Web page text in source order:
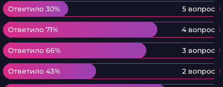
Ответило 30% 5 вопрос
Ответило 30%
Ответило 71% 4 вопрос
Ответило 71%
Ответило 66% 3 вопрос
Ответило 66%
Ответило 43% 2 вопрос
Ответило 43%